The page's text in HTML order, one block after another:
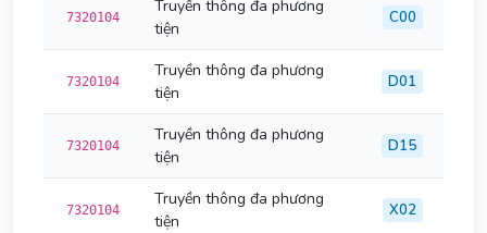
7320104
Truyền thông đa phương
tiện
C00
7320104
Truyền thông đa phương
tiện
D01
7320104
Truyền thông đa phương
tiện
D15
7320104
Truyền thông đa phương
tiện
X02